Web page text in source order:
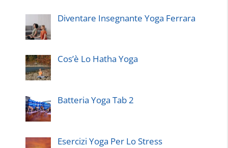
Diventare Insegnante Yoga Ferrara
Cos’è Lo Hatha Yoga
Batteria Yoga Tab 2
Esercizi Yoga Per Lo Stress